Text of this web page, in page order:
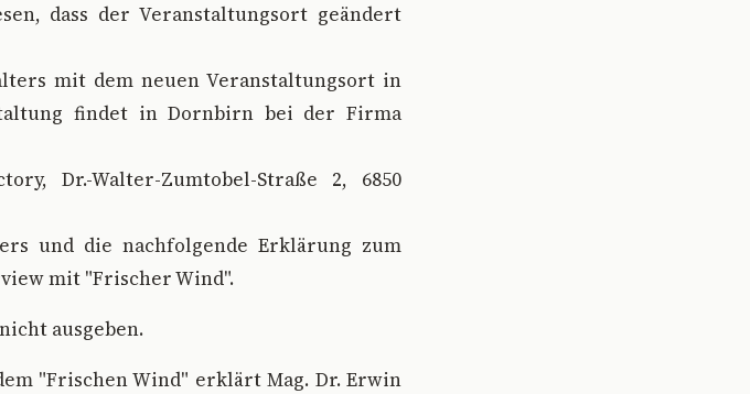
dass der Veranstaltungsort geändert
mit dem neuen Veranstaltungsort in
findet in Dornbirn bei der Firma
Dr.-Walter-Zumtobel-Straße 2, 6850
und die nachfolgende Erklärung zum
mit "Frischer Wind".
ausgeben.
"Frischen Wind" erklärt Mag. Dr. Erwin